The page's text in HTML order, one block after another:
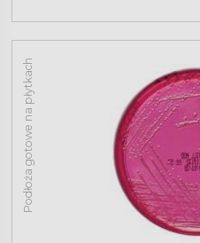
Podłoża gotowe na płytkach